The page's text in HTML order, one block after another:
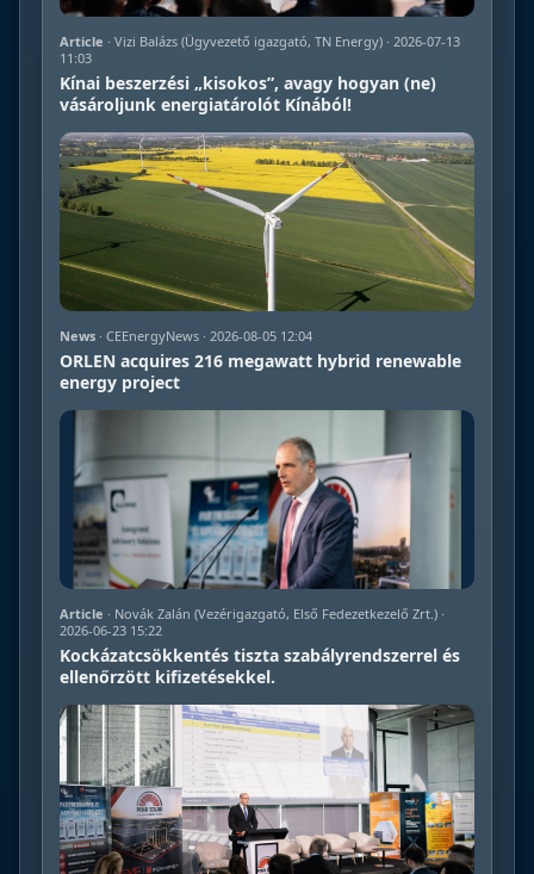
Article · Vizi Balázs (Ügyvezető igazgató, TN Energy) · 2026-07-13
11:03
Kínai beszerzési „kisokos”, avagy hogyan (ne)
vásároljunk energiatárolót Kínából!
News · CEEnergyNews · 2026-08-05 12:04
ORLEN acquires 216 megawatt hybrid renewable
energy project
Article · Novák Zalán (Vezérigazgató, Első Fedezetkezelő Zrt.) ·
2026-06-23 15:22
Kockázatcsökkentés tiszta szabályrendszerrel és
ellenőrzött kifizetésekkel.